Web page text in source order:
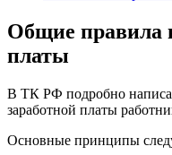
Общие правила
платы
В ТК РФ подробно
заработной платы
Основные принципы